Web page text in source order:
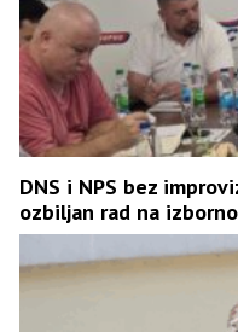
DNS i NPS bez
ozbiljan rad na